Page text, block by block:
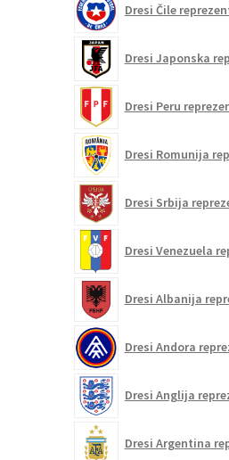
Dresi Čile
Dresi Japonska
Dresi Peru
Dresi Romunija
Dresi Srbija
Dresi Venezuela
Dresi Albanija
Dresi Andora
Dresi Anglija
Dresi Argentina